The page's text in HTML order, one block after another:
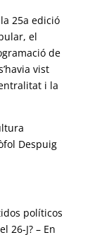
25a edició
el
de
vist
i la
Despuig
políticos
26-J? – En